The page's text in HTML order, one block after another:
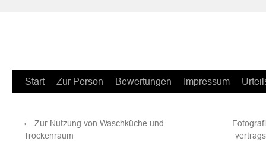
Zum
springen
Start Zur Person Bewertungen Impressum
← Zur Nutzung von Waschküche und
Trockenraum